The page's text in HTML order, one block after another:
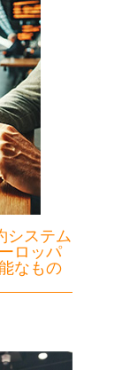
システム
ロッパ
なもの